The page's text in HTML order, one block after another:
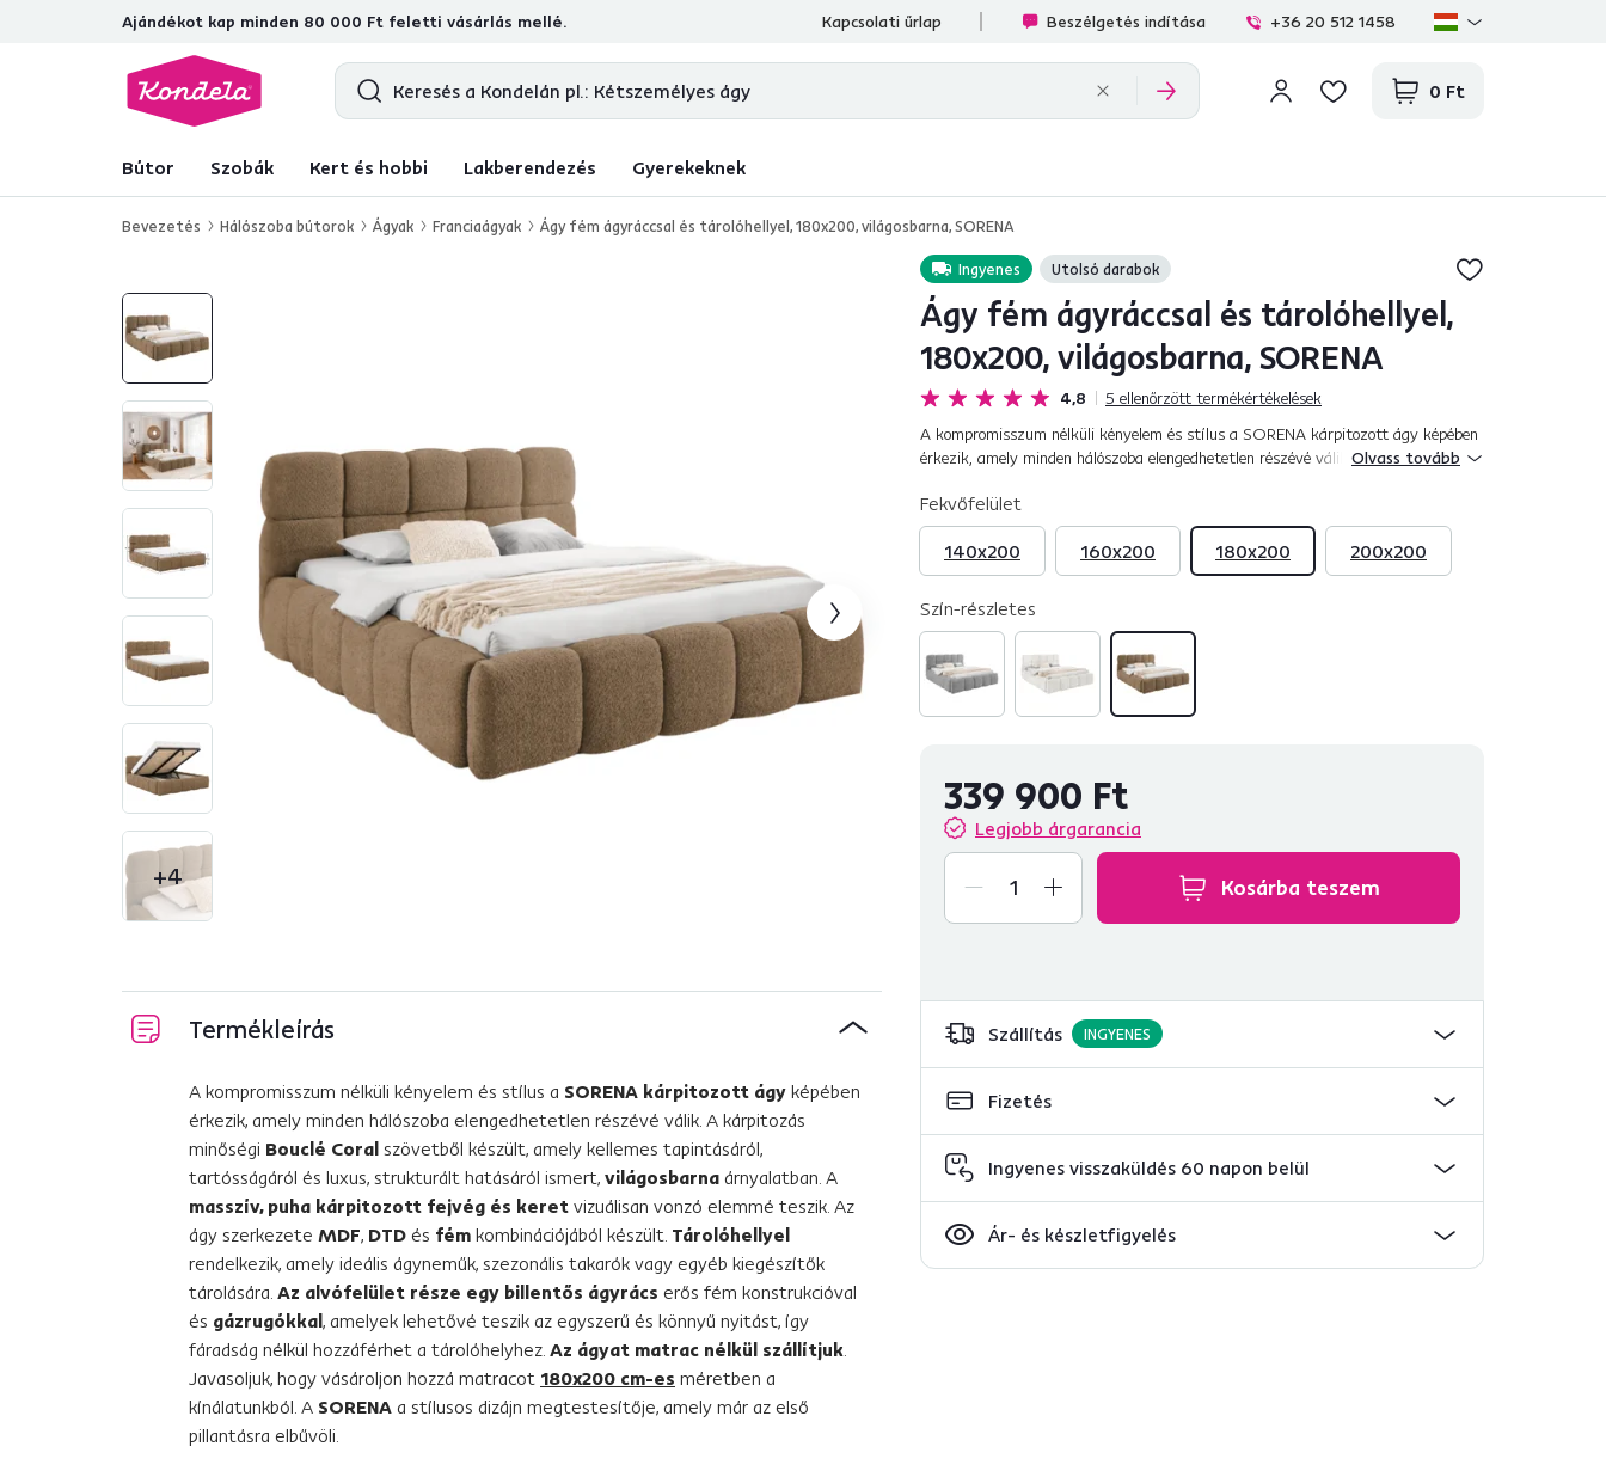
Ajándékot kap minden 80 000 Ft feletti vásárlás mellé.
4,7 31 285 ellenőrzött termékértékelések Kapcsolati űrlap Beszélgetés indítása +36 20 512 1458
0 Ft
Bútor Szobák Kert és hobbi Lakberendezés Gyerekeknek
Bevezetés Hálószoba bútorok Ágyak Franciaágyak Ágy fém ágyráccsal és tárolóhellyel, 180x200, világosbarna, SORENA
+4
Ingyenes Utolsó darabok
Ágy fém ágyráccsal és tárolóhellyel,
180x200, világosbarna, SORENA
4,8 5 ellenőrzött termékértékelések
A kompromisszum nélküli kényelem és stílus a SORENA kárpitozott ágy képében
érkezik, amely minden hálószoba elengedhetetlen részévé válik. A kárpitozás
Olvass tovább
Fekvőfelület
140x200
160x200 180x200 200x200
Szín-részletes
339 900 Ft
Legjobb árgarancia
Kosárba teszem
Szállítás INGYENES
Fizetés
Ingyenes visszaküldés 60 napon belül
Ár- és készletfigyelés
Termékleírás
A kompromisszum nélküli kényelem és stílus a SORENA kárpitozott ágy képében
érkezik, amely minden hálószoba elengedhetetlen részévé válik. A kárpitozás
minőségi Bouclé Coral szövetből készült, amely kellemes tapintásáról,
tartósságáról és luxus, strukturált hatásáról ismert, világosbarna árnyalatban. A
masszív, puha kárpitozott fejvég és keret vizuálisan vonzó elemmé teszik. Az
ágy szerkezete MDF, DTD és fém kombinációjából készült. Tárolóhellyel
rendelkezik, amely ideális ágyneműk, szezonális takarók vagy egyéb kiegészítők
tárolására. Az alvófelület része egy billentős ágyrács erős fém konstrukcióval
és gázrugókkal, amelyek lehetővé teszik az egyszerű és könnyű nyitást, így
fáradság nélkül hozzáférhet a tárolóhelyhez. Az ágyat matrac nélkül szállítjuk.
Javasoljuk, hogy vásároljon hozzá matracot 180x200 cm-es méretben a
kínálatunkból. A SORENA a stílusos dizájn megtestesítője, amely már az első
pillantásra elbűvöli.